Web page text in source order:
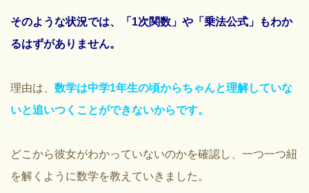
そのような状況では、「1次関数」や「乗法公式」もわか
るはずがありません。
理由は、 数学は中学1年生の頃からちゃんと理解していな
いと追いつくことができないからです。
どこから彼女がわかっていないのかを確認し、一つ一つ紐
を解くように数学を教えていきました。